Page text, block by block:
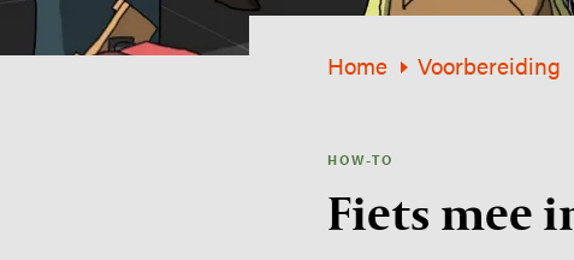
Home Voorbereiding
HOW-TO
Fiets mee